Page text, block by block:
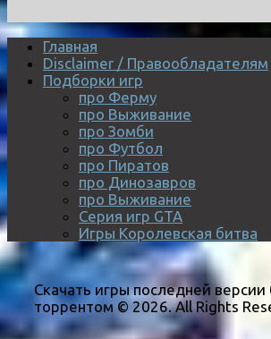
Главная
Disclaimer / Правообладателям
Подборки игр
про Ферму
про Выживание
про Зомби
про Футбол
про Пиратов
про Динозавров
про Выживание
Серия игр GTA
Игры Королевская битва
Скачать игры последней версии
торрентом © 2026. All Rights